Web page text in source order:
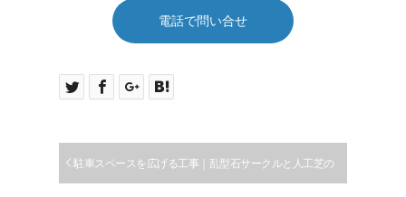
電話で問い合せ
駐車スペースを広げる工事｜乱型石サークルと人工芝の